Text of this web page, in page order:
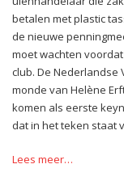
betalen met plastic
de nieuwe
moet wachten
club. De Nederlandse
monde van Helène
komen als eerste
dat in het teken staat
Lees meer…